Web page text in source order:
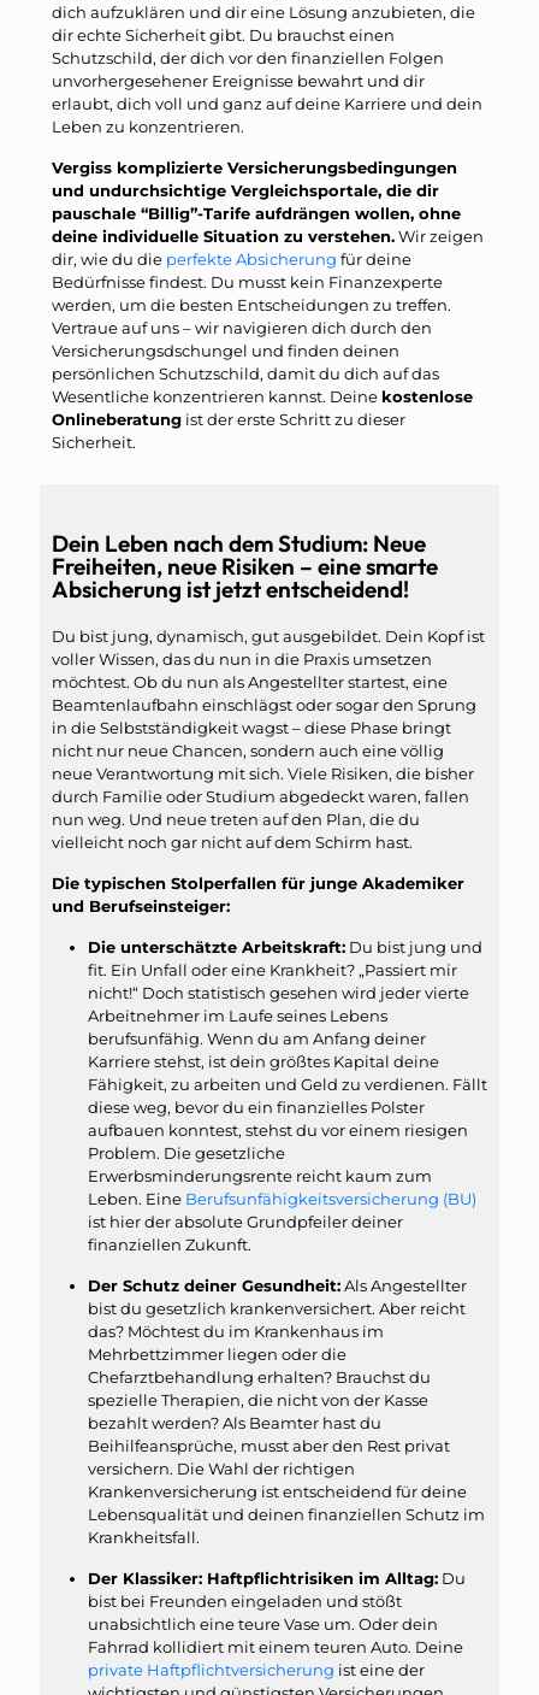
dich aufzuklären und dir eine Lösung anzubieten, die
dir echte Sicherheit gibt. Du brauchst einen
Schutzschild, der dich vor den finanziellen Folgen
unvorhergesehener Ereignisse bewahrt und dir
erlaubt, dich voll und ganz auf deine Karriere und dein
Leben zu konzentrieren.
Vergiss komplizierte Versicherungsbedingungen
und undurchsichtige Vergleichsportale, die dir
pauschale “Billig”-Tarife aufdrängen wollen, ohne
deine individuelle Situation zu verstehen.Wir zeigen
dir, wie du die perfekte Absicherung für deine
Bedürfnisse findest. Du musst kein Finanzexperte
werden, um die besten Entscheidungen zu treffen.
Vertraue auf uns – wir navigieren dich durch den
Versicherungsdschungel und finden deinen
persönlichen Schutzschild, damit du dich auf das
Wesentliche konzentrieren kannst. Deine kostenlose
Onlineberatung ist der erste Schritt zu dieser
Sicherheit.
Dein Leben nach dem Studium: Neue
Freiheiten, neue Risiken – eine smarte
Absicherung ist jetzt entscheidend!
Du bist jung, dynamisch, gut ausgebildet. Dein Kopf ist
voller Wissen, das du nun in die Praxis umsetzen
möchtest. Ob du nun als Angestellter startest, eine
Beamtenlaufbahn einschlägst oder sogar den Sprung
in die Selbstständigkeit wagst – diese Phase bringt
nicht nur neue Chancen, sondern auch eine völlig
neue Verantwortung mit sich. Viele Risiken, die bisher
durch Familie oder Studium abgedeckt waren, fallen
nun weg. Und neue treten auf den Plan, die du
vielleicht noch gar nicht auf dem Schirm hast.
Die typischen Stolperfallen für junge Akademiker
und Berufseinsteiger:
Die unterschätzte Arbeitskraft: Du bist jung und
fit. Ein Unfall oder eine Krankheit? „Passiert mir
nicht!“ Doch statistisch gesehen wird jeder vierte
Arbeitnehmer im Laufe seines Lebens
berufsunfähig. Wenn du am Anfang deiner
Karriere stehst, ist dein größtes Kapital deine
Fähigkeit, zu arbeiten und Geld zu verdienen. Fällt
diese weg, bevor du ein finanzielles Polster
aufbauen konntest, stehst du vor einem riesigen
Problem. Die gesetzliche
Erwerbsminderungsrente reicht kaum zum
Leben. Eine Berufsunfähigkeitsversicherung (BU)
ist hier der absolute Grundpfeiler deiner
finanziellen Zukunft.
Der Schutz deiner Gesundheit:Als Angestellter
bist du gesetzlich krankenversichert. Aber reicht
das? Möchtest du im Krankenhaus im
Mehrbettzimmer liegen oder die
Chefarztbehandlung erhalten? Brauchst du
spezielle Therapien, die nicht von der Kasse
bezahlt werden? Als Beamter hast du
Beihilfeansprüche, musst aber den Rest privat
versichern. Die Wahl der richtigen
Krankenversicherung ist entscheidend für deine
Lebensqualität und deinen finanziellen Schutz im
Krankheitsfall.
Der Klassiker: Haftpflichtrisiken im Alltag: Du
bist bei Freunden eingeladen und stößt
unabsichtlich eine teure Vase um. Oder dein
Fahrrad kollidiert mit einem teuren Auto. Deine
private Haftpflichtversicherung ist eine der